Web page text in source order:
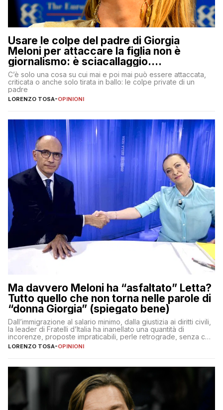
Usare le colpe del padre di Giorgia
Meloni per attaccare la figlia non è
giornalismo: è sciacallaggio.
Dimostriamo di essere diversi
C’è solo una cosa su cui mai e poi mai può essere attaccata,
criticata o anche solo tirata in ballo: le colpe private di un
padre
LORENZO TOSA-OPINIONI
Ma davvero Meloni ha “asfaltato” Letta?
Tutto quello che non torna nelle parole di
“donna Giorgia” (spiegato bene)
Dall’immigrazione al salario minimo, dalla giustizia ai diritti civili,
la leader di Fratelli d’Italia ha inanellato una quantità di
incorenze, proposte impraticabili, perle retrograde, senza che
nessuno – a destra come a sinistra – glielo abbia fatto notare
LORENZO TOSA-OPINIONI